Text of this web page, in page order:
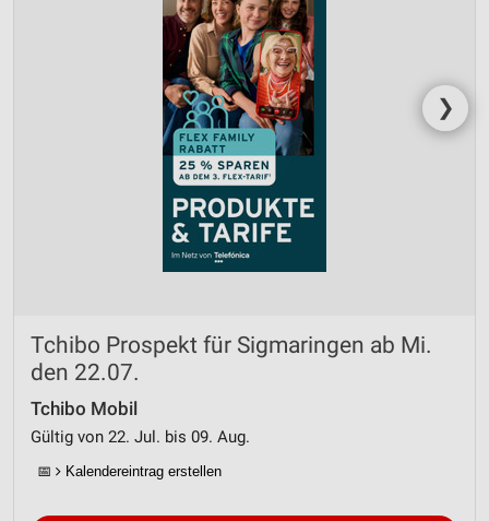
❯
Tchibo Prospekt für Sigmaringen ab Mi.
den 22.07.
Tchibo Mobil
Gültig von 22. Jul. bis 09. Aug.
📅 Kalendereintrag erstellen